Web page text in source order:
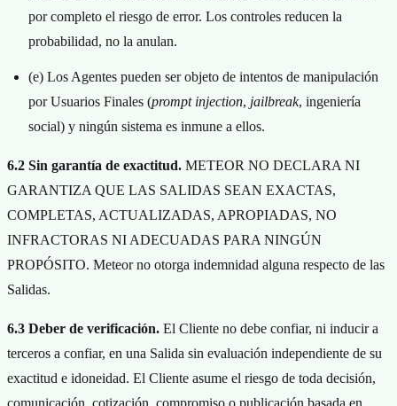
por completo el riesgo de error. Los controles reducen la
probabilidad, no la anulan.
(e) Los Agentes pueden ser objeto de intentos de manipulación
por Usuarios Finales (prompt injection, jailbreak, ingeniería
social) y ningún sistema es inmune a ellos.
6.2 Sin garantía de exactitud. METEOR NO DECLARA NI
GARANTIZA QUE LAS SALIDAS SEAN EXACTAS,
COMPLETAS, ACTUALIZADAS, APROPIADAS, NO
INFRACTORAS NI ADECUADAS PARA NINGÚN
PROPÓSITO. Meteor no otorga indemnidad alguna respecto de las
Salidas.
6.3 Deber de verificación. El Cliente no debe confiar, ni inducir a
terceros a confiar, en una Salida sin evaluación independiente de su
exactitud e idoneidad. El Cliente asume el riesgo de toda decisión,
comunicación, cotización, compromiso o publicación basada en